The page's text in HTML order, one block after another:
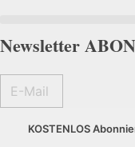
Newsletter
KOSTENLOS